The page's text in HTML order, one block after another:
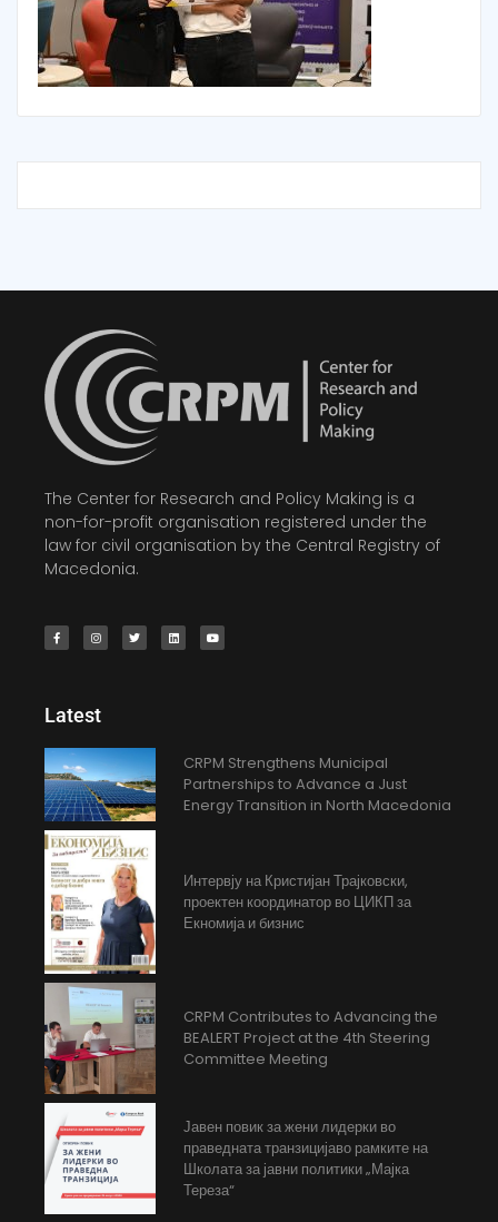
The Center for Research and Policy Making is a
non-for-profit organisation registered under the
law for civil organisation by the Central Registry of
Macedonia.
Latest
CRPM Strengthens Municipal
Partnerships to Advance a Just
Energy Transition in North Macedonia
Интервју на Кристијан Трајковски,
проектен координатор во ЦИКП за
Екномија и бизнис
CRPM Contributes to Advancing the
BEALERT Project at the 4th Steering
Committee Meeting
Јавен повик за жени лидерки во
праведната транзицијаво рамките на
Школата за јавни политики „Мајка
Тереза“